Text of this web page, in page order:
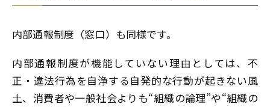
内部通報制度（窓口）も同様です。
内部通報制度が機能していない理由としては、不
正・違法行為を自浄する自発的な行動が起きない風
土、消費者や一般社会よりも“組織の論理”や“組織の